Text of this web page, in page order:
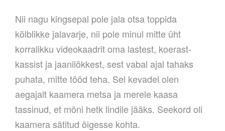
Nii nagu kingsepal pole jala otsa toppida
kõlblikke jalavarje, nii pole minul mitte üht
korralikku videokaadrit oma lastest, koerast-
kassist ja jaanilõkkest, sest vabal ajal tahaks
puhata, mitte tööd teha. Sel kevadel olen
aegajalt kaamera metsa ja merele kaasa
tassinud, et mõni hetk lindile jääks. Seekord oli
kaamera sätitud õigesse kohta.